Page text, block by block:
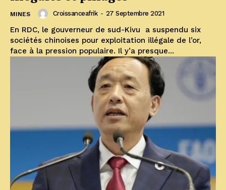
MINES Croissanceafrik - 27 Septembre 2021
En RDC, le gouverneur de sud-Kivu a suspendu six
sociétés chinoises pour exploitation illégale de l’or,
face à la pression populaire. Il y’a presque...